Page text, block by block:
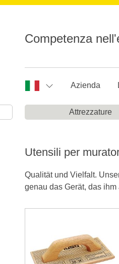
Competenza
Azienda
Attrezzature
Utensili per
Qualität und Vielfalt.
genau das Gerät, das